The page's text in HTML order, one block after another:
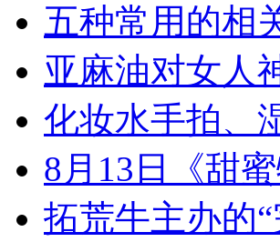
五种常用的相
亚麻油对女人
化妆水手拍、
8月13日《甜
拓荒牛主办的